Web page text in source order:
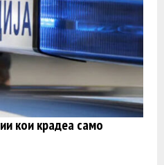
кои крадеа само